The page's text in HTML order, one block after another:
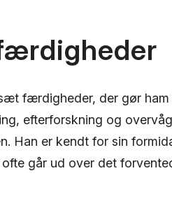
færdigheder, der gør
efterforskning og
Han er kendt for sin
går ud over det